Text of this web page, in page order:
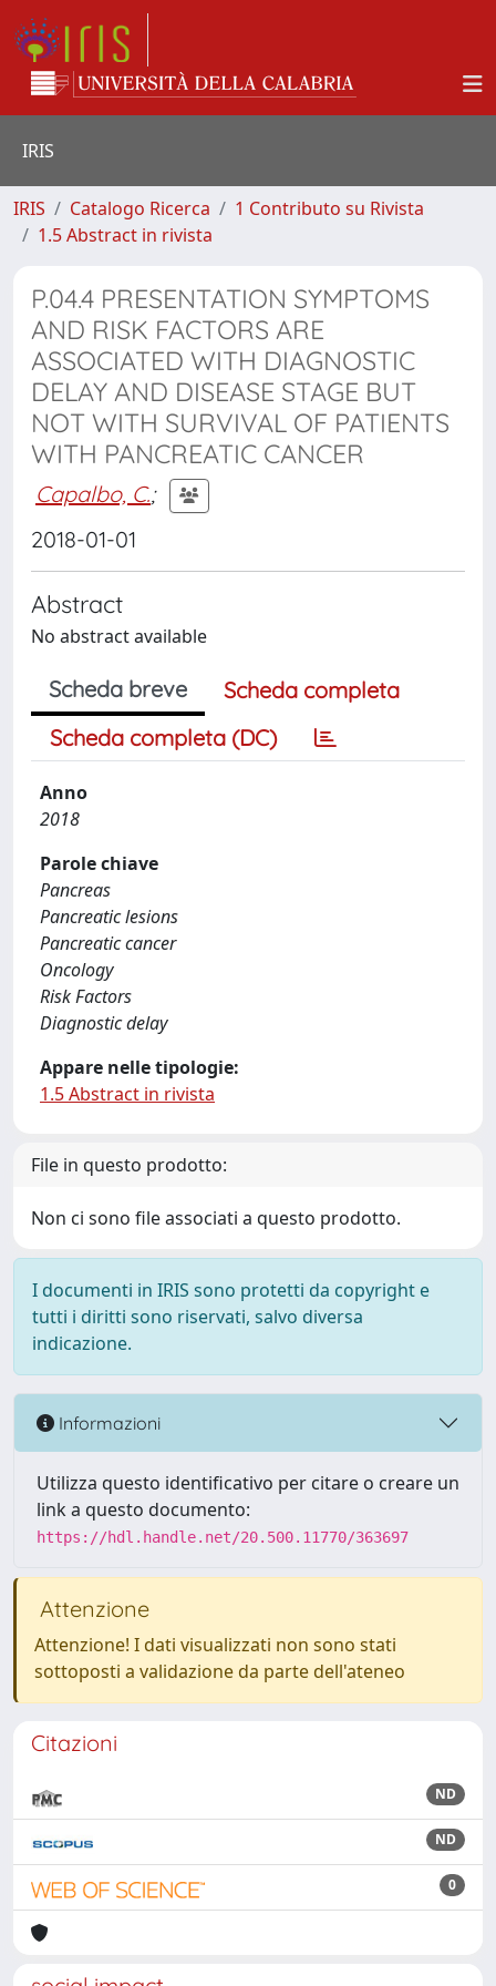
IRIS
IRIS Catalogo Ricerca
1 Contributo su Rivista
1.5 Abstract in rivista
P.04.4 PRESENTATION SYMPTOMS
AND RISK FACTORS ARE
ASSOCIATED WITH DIAGNOSTIC
DELAY AND DISEASE STAGE BUT
NOT WITH SURVIVAL OF PATIENTS
WITH PANCREATIC CANCER
Capalbo, C.;
2018-01-01
Abstract
No abstract available
Scheda breve
Scheda completa
Scheda completa (DC)
Anno
2018
Parole chiave
Pancreas
Pancreatic lesions
Pancreatic cancer
Oncology
Risk Factors
Diagnostic delay
Appare nelle tipologie:
1.5 Abstract in rivista
File in questo prodotto:
Non ci sono file associati a questo prodotto.
I documenti in IRIS sono protetti da copyright e
tutti i diritti sono riservati, salvo diversa
indicazione.
Informazioni
Utilizza questo identificativo per citare o creare un
link a questo documento:
https://hdl.handle.net/20.500.11770/363697
Attenzione
Attenzione! I dati visualizzati non sono stati
sottoposti a validazione da parte dell'ateneo
Citazioni
ND
ND
0